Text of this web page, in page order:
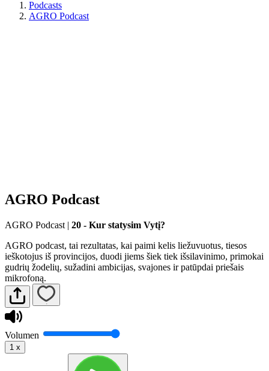
Podcasts
AGRO Podcast
AGRO Podcast
AGRO Podcast | 20 - Kur statysim Vytį?
AGRO podcast, tai rezultatas, kai paimi kelis liežuvuotus, tiesos
ieškotojus iš provincijos, duodi jiems šiek tiek išsilavinimo, primokai
gudrių žodelių, sužadini ambicijas, svajones ir patūpdai priešais
mikrofoną.
Volumen
1 x